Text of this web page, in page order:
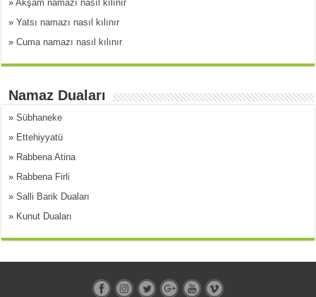
»Akşam namazı nasıl kılınır
»Yatsı namazı nasıl kılınır
»Cuma namazı nasıl kılınır
Namaz Duaları
»Sübhaneke
» Ettehiyyatü
» Rabbena Atina
» Rabbena Firli
»Salli Barik Duaları
» Kunut Duaları